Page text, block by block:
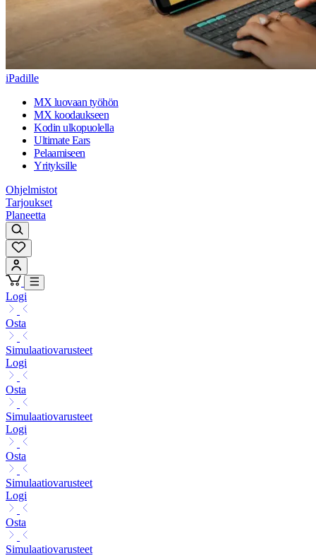
iPadille
MX luovaan työhön
MX koodaukseen
Kodin ulkopuolella
Ultimate Ears
Pelaamiseen
Yrityksille
Ohjelmistot
Tarjoukset
Planeetta
Logi
Osta
Simulaatiovarusteet
Logi
Osta
Simulaatiovarusteet
Logi
Osta
Simulaatiovarusteet
Logi
Osta
Simulaatiovarusteet